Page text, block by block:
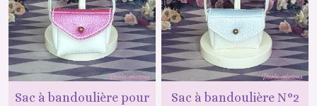
Sac à bandoulière pour
Sac à bandoulière N°2